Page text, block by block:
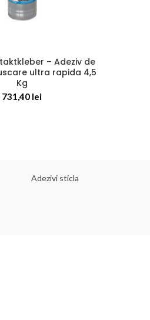
– Adeziv de
ultra rapida 4,5
Kg
731,40 lei
Adezivi sticla